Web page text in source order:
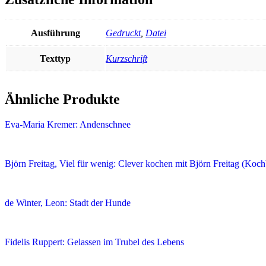
Ausführung Gedruckt, Datei
Texttyp Kurzschrift
Ähnliche Produkte
Eva-Maria Kremer: Andenschnee
Björn Freitag, Viel für wenig: Clever kochen mit Björn Freitag
de Winter, Leon: Stadt der Hunde
Fidelis Ruppert: Gelassen im Trubel des Lebens